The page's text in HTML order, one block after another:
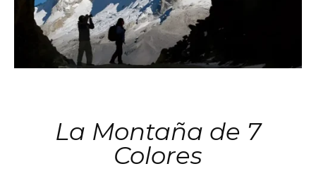
La Montaña de 7
Colores